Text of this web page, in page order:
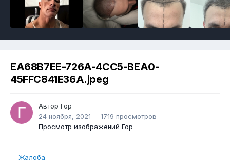
EA68B7EE-726A-4CC5-BEA0-
45FFC841E36A.jpeg
Автор Гор
24 ноября, 2021
1719 просмотров
Просмотр изображений Гор
Жалоба